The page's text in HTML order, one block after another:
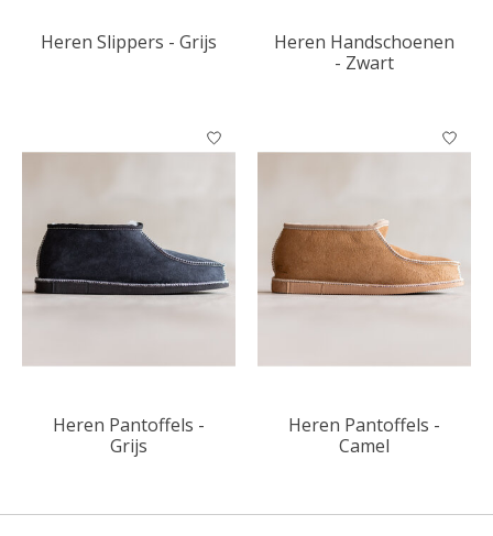
Heren Slippers - Grijs
Heren Handschoenen
- Zwart
Heren Pantoffels -
Grijs
Heren Pantoffels -
Camel